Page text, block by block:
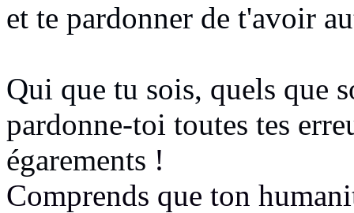
et te pardonner de t'avoir
Qui que tu sois, quels que
pardonne-toi toutes tes
égarements !
Comprends que ton